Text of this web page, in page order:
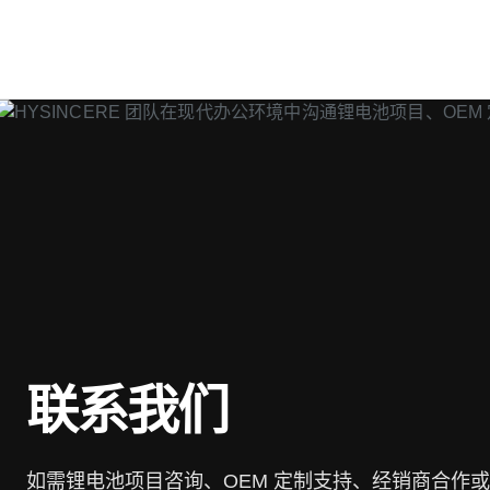
联系我们
如需锂电池项目咨询、OEM 定制支持、经销商合作